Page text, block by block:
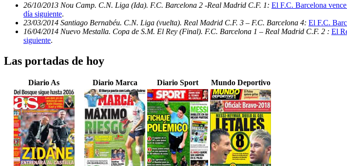
26/10/2013 Nou Camp. C.N. Liga (Ida). F.C. Barcelona 2 -Real Madrid C.F. 1: El F.C. Barcelona
día siguiente.
23/03/2014 Santiago Bernabéu. C.N. Liga (vuelta). Real Madrid C.F. 3 – F.C. Barcelona 4: El F.C.
16/04/2014 Nuevo Mestalla. Copa de S.M. El Rey (Final). F.C. Barcelona 1 – Real Madrid C.F. 2 : El
siguiente.
Las portadas de hoy
Diario As Diario Marca Diario Sport Mundo Deportivo